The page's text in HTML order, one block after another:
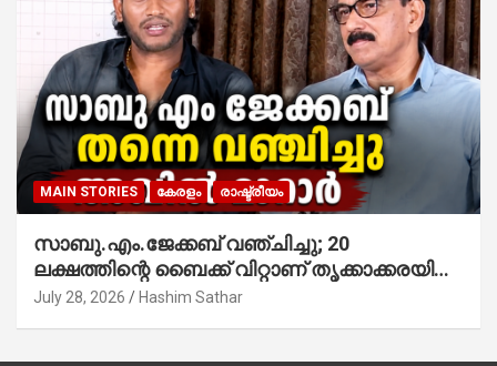
MAIN STORIES കേരളം രാഷ്ട്രീയം
സാബു.എം.ജേക്കബ് വഞ്ചിച്ചു; 20
ലക്ഷത്തിന്റെ ബൈക്ക് വിറ്റാണ് തൃക്കാക്കരയില്‍
മത്സരിച്ചത്! പ്രചാരണത്തിന് രണ്ടേ രണ്ടുപേര്‍
July 28, 2026 Hashim Sathar